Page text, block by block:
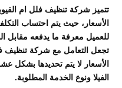
تتميز شركة تنظيف فلل ام
الأسعار، حيث يتم احتساب
للعميل معرفة ما يدفعه مقابل
تجعل التعامل مع شركة تنظيف
الأسعار لا يتم تحديدها بشكل
الفيلا ونوع الخدمة المطلوبة.